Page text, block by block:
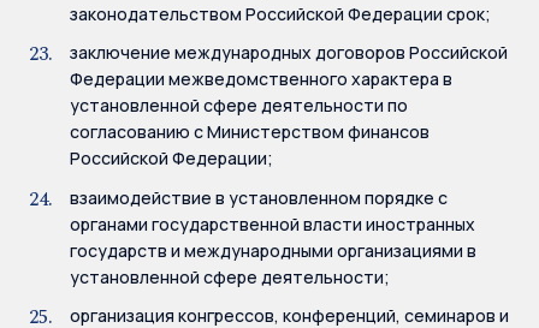
законодательством Российской Федерации срок;
заключение международных договоров Российской
Федерации межведомственного характера в
установленной сфере деятельности по
согласованию с Министерством финансов
Российской Федерации;
взаимодействие в установленном порядке с
органами государственной власти иностранных
государств и международными организациями в
установленной сфере деятельности;
организация конгрессов, конференций, семинаров и